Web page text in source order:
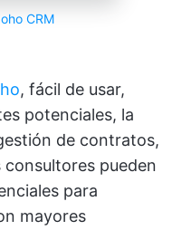
CRM
, fácil de usar,
potenciales, la
de contratos,
pueden
para
mayores